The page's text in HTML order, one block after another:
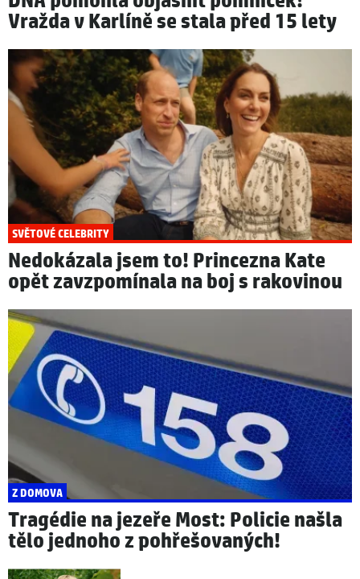
Vražda v Karlíně se stala před 15 lety
SVĚTOVÉ CELEBRITY
Nedokázala jsem to! Princezna Kate
opět zavzpomínala na boj s rakovinou
Z DOMOVA
Tragédie na jezeře Most: Policie našla
tělo jednoho z pohřešovaných!